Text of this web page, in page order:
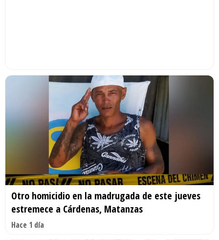
Otro homicidio en la madrugada de este jueves
estremece a Cárdenas, Matanzas
Hace 1 día